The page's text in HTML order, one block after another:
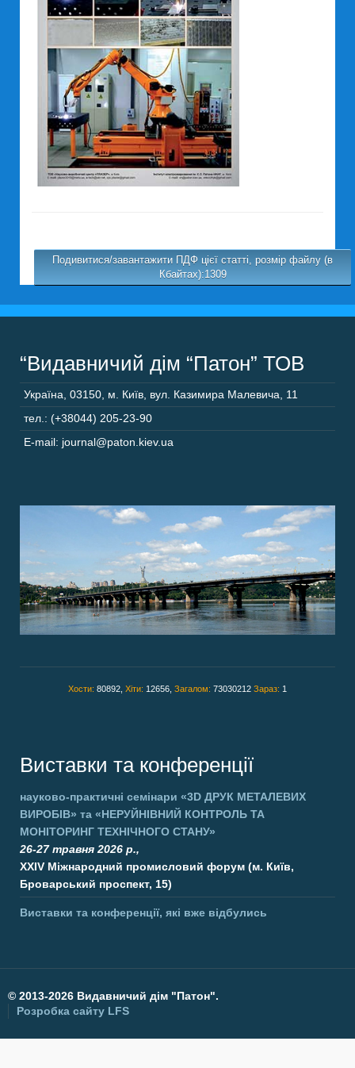
Подивитися/завантажити ПДФ цієї статті, розмір файлу (в
Кбайтах):1309
“Видавничий дім “Патон” ТОВ
Україна 03150 м. Київ, вул. Казимира Малевича, 11
тел.: (+38044) 205-23-90
E-mail: journal@paton.kiev.ua
Хости: 80892, Хіти: 12656, Загалом: 73030212 Зараз: 1
Виставки та конференції
науково-практичні семінари «3D ДРУК МЕТАЛЕВИХ
ВИРОБІВ» та «НЕРУЙНІВНИЙ КОНТРОЛЬ ТА
МОНІТОРИНГ ТЕХНІЧНОГО СТАНУ»
26-27 травня 2026 р.,
XXIV Міжнародний промисловий форум (м. Київ,
Броварський проспект, 15)
Виставки та конференції, які вже відбулись
© 2013-2026 Видавничий дім "Патон".
Розробка сайту LFS